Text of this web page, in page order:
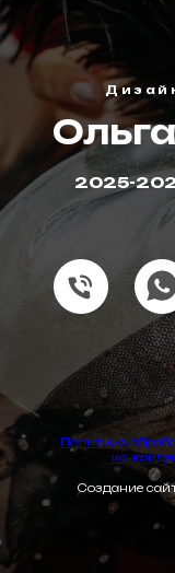
2025-
Политика
Создание